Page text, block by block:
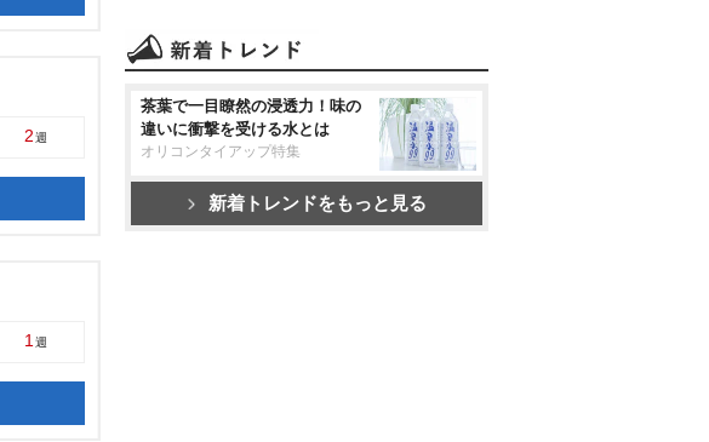
2週
1 週
茶葉で一目瞭然の浸透力！味の
違いに衝撃を受ける水とは
オリコンタイアップ特集
新着トレンドをもっと見る